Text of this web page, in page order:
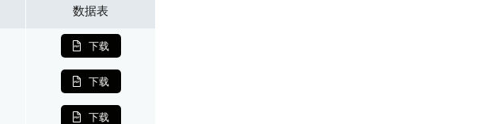
数据表
下载
下载
下载